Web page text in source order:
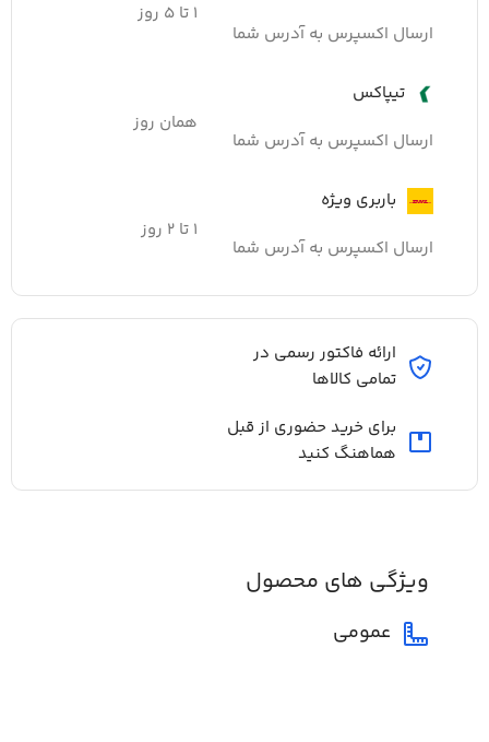
ارسال اکسپرس به آدرس شما
۱ تا ۵ روز
تیپاکس
ارسال اکسپرس به آدرس شما
همان روز
باربری ویژه
ارسال اکسپرس به آدرس شما
۱ تا ۲ روز
ارائه فاکتور رسمی در
تمامی کالاها
برای خرید حضوری از قبل
هماهنگ کنید
ویژگی های محصول
عمومی